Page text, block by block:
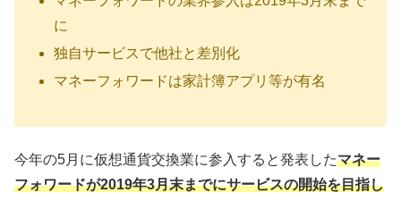
に
独自サービスで他社と差別化
マネーフォワードは家計簿アプリ等が有名
今年の5月に仮想通貨交換業に参入すると発表したマネー
フォワードが2019年3月末までにサービスの開始を目指し